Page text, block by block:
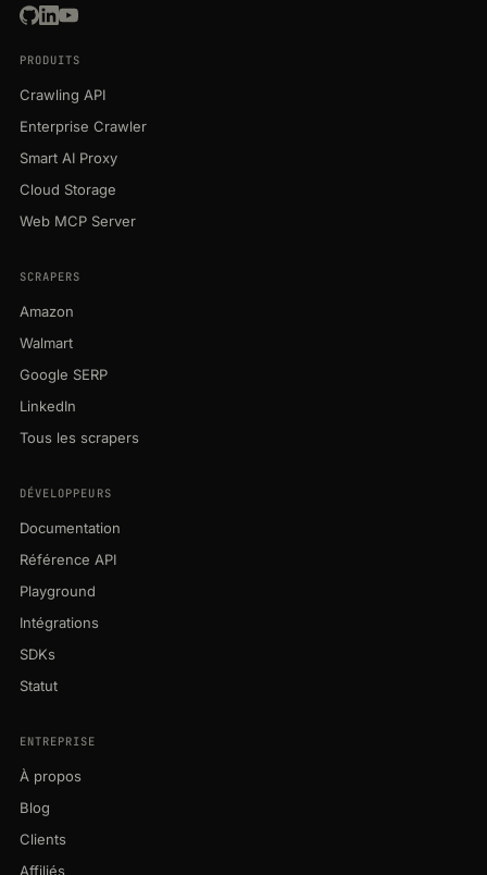
PRODUITS
Crawling API
Enterprise Crawler
Smart AI Proxy
Cloud Storage
Web MCP Server
SCRAPERS
Amazon
Walmart
Google SERP
LinkedIn
Tous les scrapers
DÉVELOPPEURS
Documentation
Référence API
Playground
Intégrations
SDKs
Statut
ENTREPRISE
À propos
Blog
Clients
Affiliés